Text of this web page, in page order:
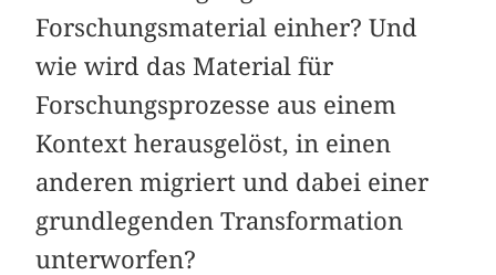
Forschungsmaterial einher? Und
wie wird das Material für
Forschungsprozesse aus einem
Kontext herausgelöst, in einen
anderen migriert und dabei einer
grundlegenden Transformation
unterworfen?